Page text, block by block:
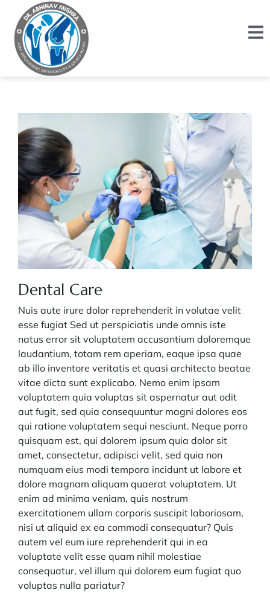
Dental Care
Nuis aute irure dolor reprehenderit in volutae velit
esse fugiat Sed ut perspiciatis unde omnis iste
natus error sit voluptatem accusantium doloremque
laudantium, totam rem aperiam, eaque ipsa quae
ab illo inventore veritatis et quasi architecto beatae
vitae dicta sunt explicabo. Nemo enim ipsam
voluptatem quia voluptas sit aspernatur aut odit
aut fugit, sed quia consequuntur magni dolores eos
qui ratione voluptatem sequi nesciunt. Neque porro
quisquam est, qui dolorem ipsum quia dolor sit
amet, consectetur, adipisci velit, sed quia non
numquam eius modi tempora incidunt ut labore et
dolore magnam aliquam quaerat voluptatem. Ut
enim ad minima veniam, quis nostrum
exercitationem ullam corporis suscipit laboriosam,
nisi ut aliquid ex ea commodi consequatur? Quis
autem vel eum iure reprehenderit qui in ea
voluptate velit esse quam nihil molestiae
consequatur, vel illum qui dolorem eum fugiat quo
voluptas nulla pariatur?